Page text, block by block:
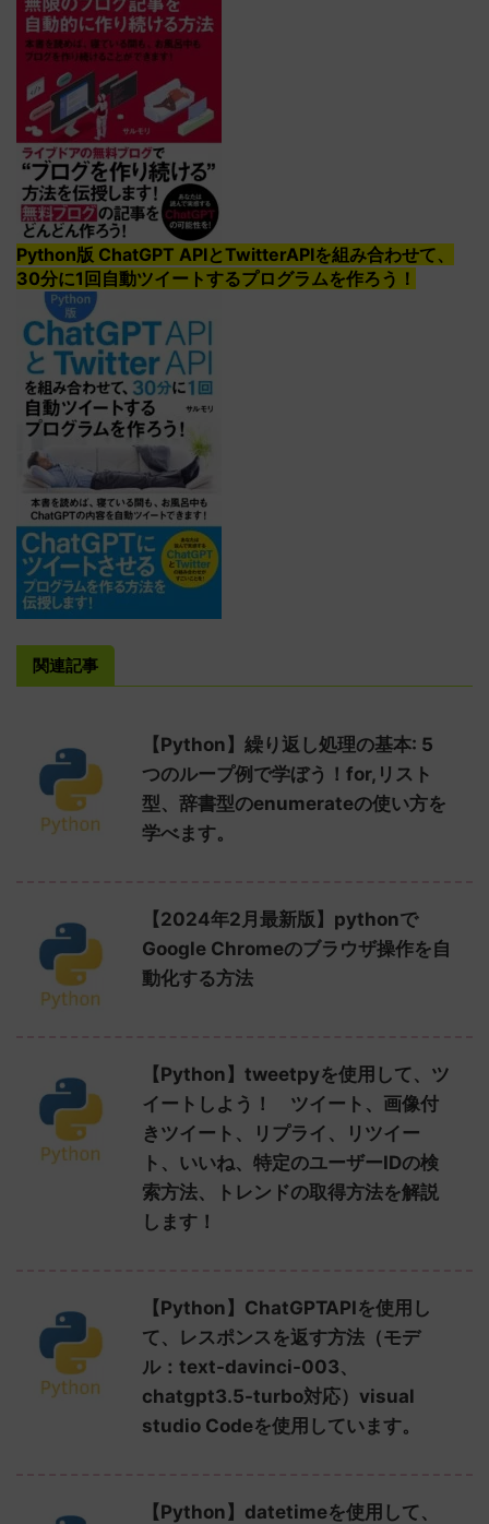
Python版 ChatGPT APIとTwitterAPIを組み合わせて、
30分に1回自動ツイートするプログラムを作ろう！
関連記事
【Python】繰り返し処理の基本: 5
つのループ例で学ぼう！for,リスト
型、辞書型のenumerateの使い方を
学べます。
【2024年2月最新版】pythonで
Google Chromeのブラウザ操作を自
動化する方法
【Python】tweetpyを使用して、ツ
イートしよう！ ツイート、画像付
きツイート、リプライ、リツイー
ト、いいね、特定のユーザーIDの検
索方法、トレンドの取得方法を解説
します！
【Python】ChatGPTAPIを使用し
て、レスポンスを返す方法（モデ
ル：text-davinci-003、
chatgpt3.5-turbo対応）visual
studio Codeを使用しています。
【Python】datetimeを使用して、